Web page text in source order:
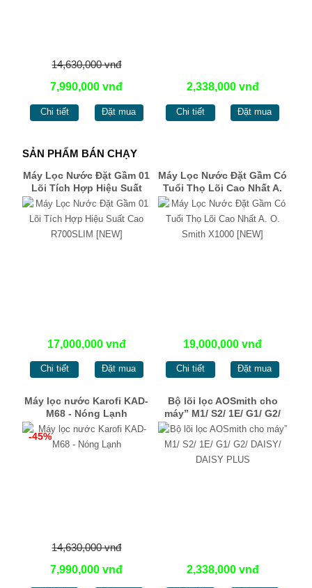
14,630,000 vnđ
7,990,000 vnđ
Chi tiết Đặt mua
2,338,000 vnđ
Chi tiết Đặt mua
SẢN PHẨM BÁN CHẠY
Máy Lọc Nước Đặt Gầm 01
Lõi Tích Hợp Hiệu Suất
Cao R700SLIM [NEW]
17,000,000 vnđ
Chi tiết Đặt mua
Máy Lọc Nước Đặt Gầm Có
Tuổi Thọ Lõi Cao Nhất A.
O. Smith X1000 [NEW]
19,000,000 vnđ
Chi tiết Đặt mua
Máy lọc nước Karofi KAD-
M68 - Nóng Lạnh
-45%
14,630,000 vnđ
7,990,000 vnđ
Bộ lõi lọc AOSmith cho
máy” M1/ S2/ 1E/ G1/ G2/
DAISY/ DAISY PLUS
2,338,000 vnđ